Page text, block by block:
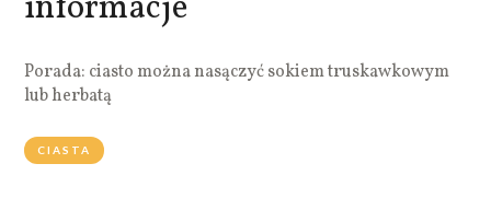
Porada: ciasto można nasączyć sokiem truskawkowym
lub herbatą
CIASTA